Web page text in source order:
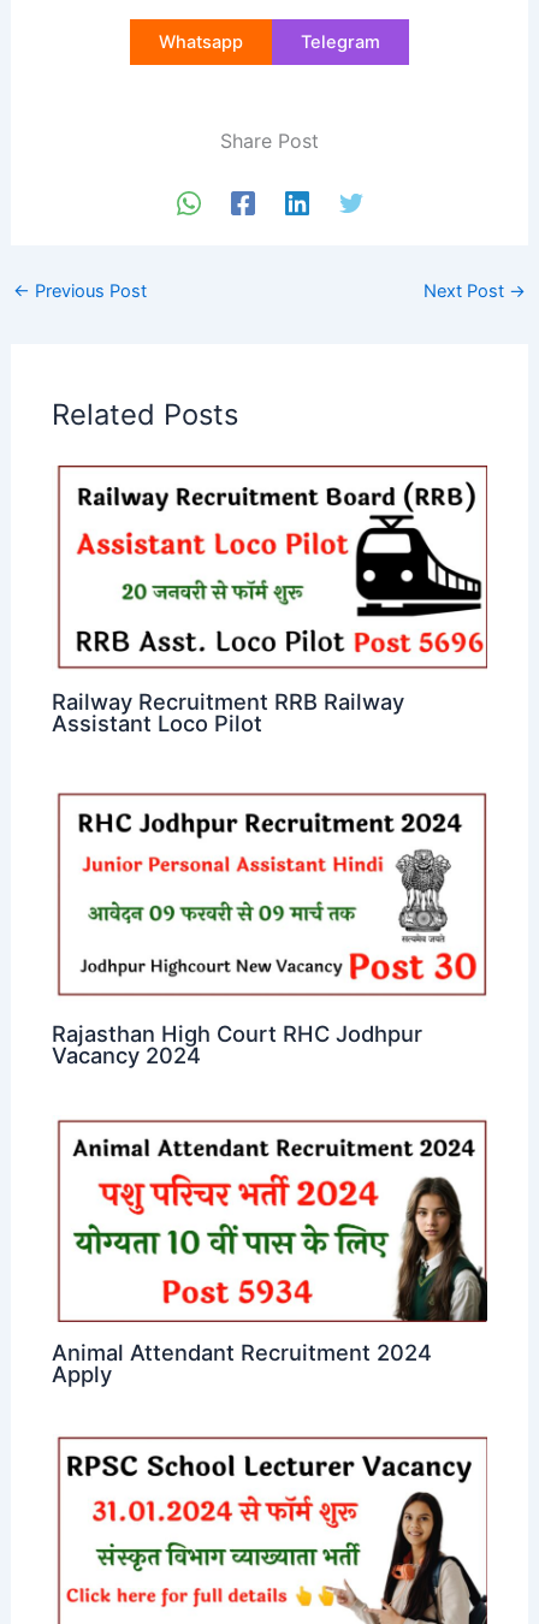
Whatsapp Telegram
Share Post
← Previous Post Next Post →
Related Posts
Railway Recruitment RRB Railway
Assistant Loco Pilot
Rajasthan High Court RHC Jodhpur
Vacancy 2024
Animal Attendant Recruitment 2024
Apply